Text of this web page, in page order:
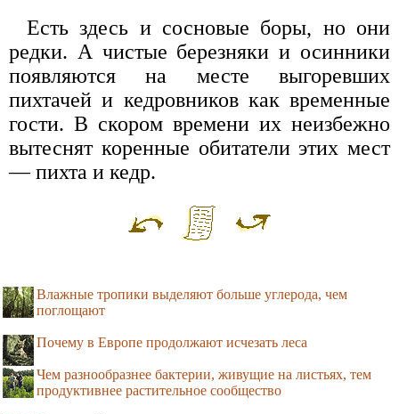
Есть здесь и сосновые боры, но они
редки. А чистые березняки и осинники
появляются на месте выгоревших
пихтачей и кедровников как временные
гости. В скором времени их неизбежно
вытеснят коренные обитатели этих мест
— пихта и кедр.
Влажные тропики выделяют больше углерода, чем
поглощают
Почему в Европе продолжают исчезать леса
Чем разнообразнее бактерии, живущие на листьях, тем
продуктивнее растительное сообщество